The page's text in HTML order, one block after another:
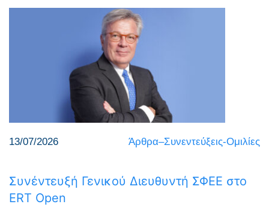
13/07/2026 Άρθρα–Συνεντεύξεις-Ομιλίες
Συνέντευξή Γενικού Διευθυντή ΣΦΕΕ στο
ERT Open